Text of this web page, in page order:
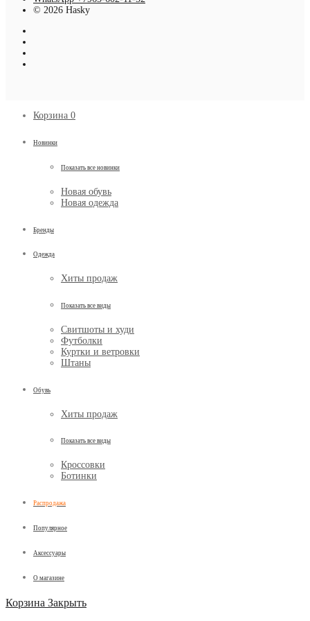
© 2026 Hasky
Корзина 0
Новинки
Показать все новинки
Новая обувь
Новая одежда
Бренды
Одежда
Хиты продаж
Показать все виды
Свитшоты и худи
Футболки
Куртки и ветровки
Штаны
Обувь
Хиты продаж
Показать все виды
Кроссовки
Ботинки
Распродажа
Популярное
Аксессуары
О магазине
Корзина Закрыть